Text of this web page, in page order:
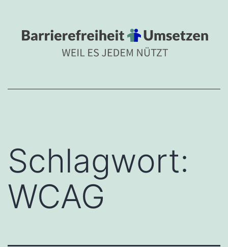
springen
Barrierefreiheit umsetzen
Schlagwort:
WCAG